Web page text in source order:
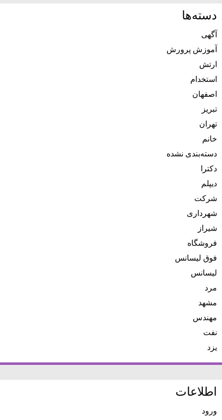
دسته‌ها
آگهی
آموزش پرورش
ارتش
استخدام
اصفهان
تبریز
تهران
خانم
دسته‌بندی نشده
دکترا
دیپلم
شرکت
شهرداری
شیراز
فروشگاه
فوق لیسانس
لیسانس
مرد
مشهد
مهندس
نفت
یزد
اطلاعات
ورود